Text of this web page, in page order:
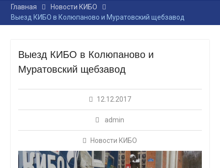
Главная
Новости КИБО
Выезд КИБО в Колюпаново и Муратовский щебзавод
Выезд КИБО в Колюпаново и
Муратовский щебзавод
12.12.2017
admin
Новости КИБО